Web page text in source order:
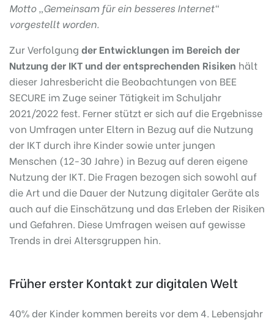
Motto „Gemeinsam für ein besseres Internet“
vorgestellt worden.
Zur Verfolgung der Entwicklungen im Bereich der
Nutzung der IKT und der entsprechenden Risiken hält
dieser Jahresbericht die Beobachtungen von BEE
SECURE im Zuge seiner Tätigkeit im Schuljahr
2021/2022 fest. Ferner stützt er sich auf die Ergebnisse
von Umfragen unter Eltern in Bezug auf die Nutzung
der IKT durch ihre Kinder sowie unter jungen
Menschen (12-30 Jahre) in Bezug auf deren eigene
Nutzung der IKT. Die Fragen bezogen sich sowohl auf
die Art und die Dauer der Nutzung digitaler Geräte als
auch auf die Einschätzung und das Erleben der Risiken
und Gefahren. Diese Umfragen weisen auf gewisse
Trends in drei Altersgruppen hin.
Früher erster Kontakt zur digitalen Welt
40% der Kinder kommen bereits vor dem 4. Lebensjahr